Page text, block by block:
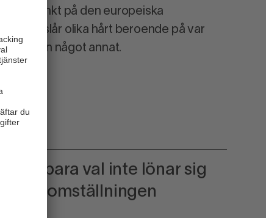
på den europeiska
slår olika hårt beroende på var
något annat.
hållbara val inte lönar sig
omställningen